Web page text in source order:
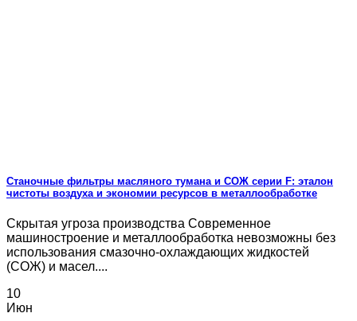
Станочные фильтры масляного тумана и СОЖ серии F: эталон
чистоты воздуха и экономии ресурсов в металлообработке
Скрытая угроза производства Современное
машиностроение и металлообработка невозможны без
использования смазочно-охлаждающих жидкостей
(СОЖ) и масел....
10
Июн